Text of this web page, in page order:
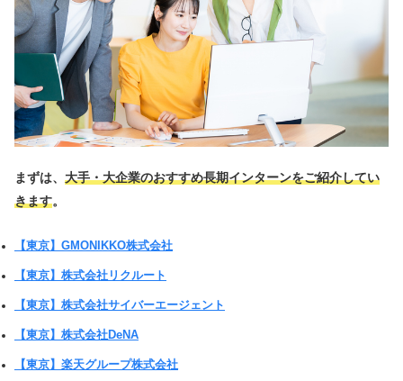
まずは、 大手・大企業のおすすめ長期インターンをご紹介してい
きます。
【東京】GMONIKKO株式会社
【東京】株式会社リクルート
【東京】株式会社サイバーエージェント
【東京】株式会社DeNA
【東京】楽天グループ株式会社